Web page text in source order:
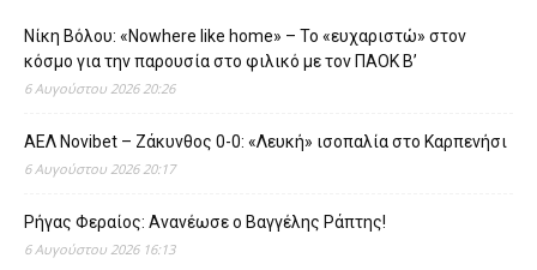
Νίκη Βόλου: «Nowhere like home» – Το «ευχαριστώ» στον
κόσμο για την παρουσία στο φιλικό με τον ΠΑΟΚ Β’
6 Αυγούστου 2026 20:26
ΑΕΛ Novibet – Ζάκυνθος 0-0: «Λευκή» ισοπαλία στο Καρπενήσι
6 Αυγούστου 2026 20:17
Ρήγας Φεραίος: Ανανέωσε ο Βαγγέλης Ράπτης!
6 Αυγούστου 2026 16:13